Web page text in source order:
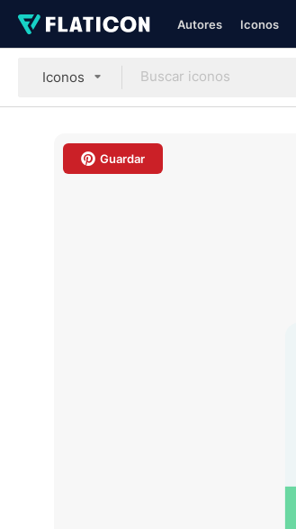
Autores Iconos
Iconos
Guardar